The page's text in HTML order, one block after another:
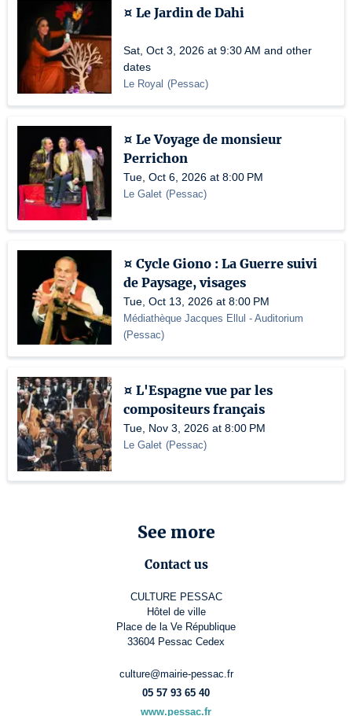
¤ Le Jardin de Dahi
Sat, Oct 3, 2026 at 9:30 AM and other
dates
Le Royal (Pessac)
¤ Le Voyage de monsieur
Perrichon
Tue, Oct 6, 2026 at 8:00 PM
Le Galet (Pessac)
¤ Cycle Giono : La Guerre suivi
de Paysage, visages
Tue, Oct 13, 2026 at 8:00 PM
Médiathèque Jacques Ellul - Auditorium
(Pessac)
¤ L'Espagne vue par les
compositeurs français
Tue, Nov 3, 2026 at 8:00 PM
Le Galet (Pessac)
See more
Contact us
CULTURE PESSAC
Hôtel de ville
Place de la Ve République
33604 Pessac Cedex
culture@mairie-pessac.fr
05 57 93 65 40
www.pessac.fr